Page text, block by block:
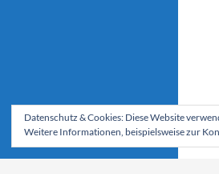
Datenschutz & Cookies: Diese Website
Weitere Informationen, beispielsweise zur